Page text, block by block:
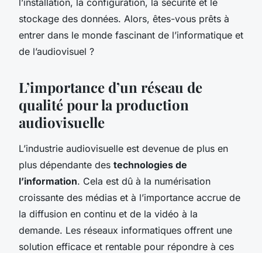
stockage des données. Alors, êtes-vous prêts à
entrer dans le monde fascinant de l’informatique et
de l’audiovisuel ?
L’importance d’un réseau de
qualité pour la production
audiovisuelle
L’industrie audiovisuelle est devenue de plus en
plus dépendante des technologies de
l’information. Cela est dû à la numérisation
croissante des médias et à l’importance accrue de
la diffusion en continu et de la vidéo à la
demande. Les réseaux informatiques offrent une
solution efficace et rentable pour répondre à ces